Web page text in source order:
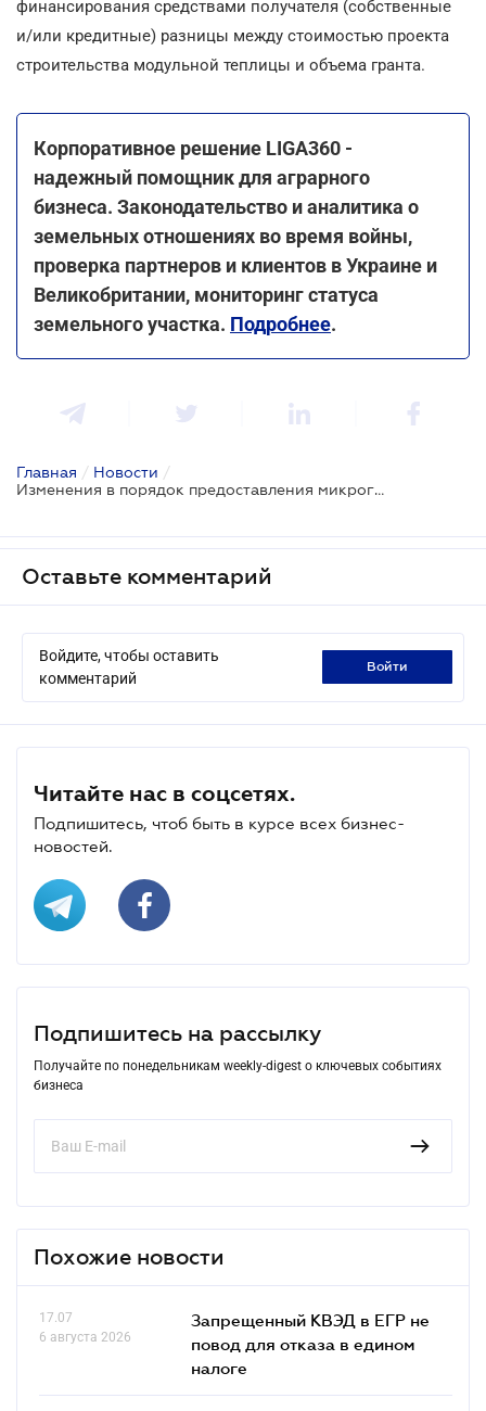
финансирования средствами получателя (собственные
и/или кредитные) разницы между стоимостью проекта
строительства модульной теплицы и объема гранта.
Корпоративное решение LIGA360 -
надежный помощник для аграрного
бизнеса. Законодательство и аналитика о
земельных отношениях во время войны,
проверка партнеров и клиентов в Украине и
Великобритании, мониторинг статуса
земельного участка. Подробнее.
Главная / Новости /
Изменения в порядок предоставления микрогрантов и грантов
Оставьте комментарий
Войдите, чтобы оставить
комментарий
войти
Читайте нас в соцсетях.
Подпишитесь, чтоб быть в курсе всех бизнес-
новостей.
Подпишитесь на рассылку
Получайте по понедельникам weekly-digest о ключевых событиях
бизнеса
Похожие новости
17.07
6 августа 2026
Запрещенный КВЭД в ЕГР не
повод для отказа в едином
налоге